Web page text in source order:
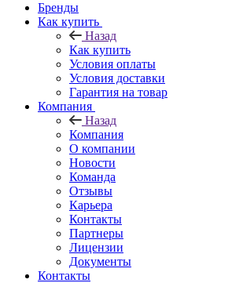
Бренды
Как купить
Назад
Как купить
Условия оплаты
Условия доставки
Гарантия на товар
Компания
Назад
Компания
О компании
Новости
Команда
Отзывы
Карьера
Контакты
Партнеры
Лицензии
Документы
Контакты